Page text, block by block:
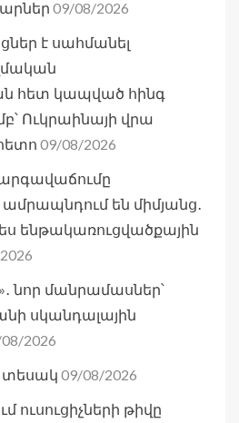
09/08/2026
է սահմանել
հետ կապված հինգ
Ուկրաինայի վրա
09/08/2026
են միմյանց․
ենթակառուցվածքային
նոր մանրամասներ՝
սկանդալային
2026
տեսակ 09/08/2026
ուսուցիչների թիվը